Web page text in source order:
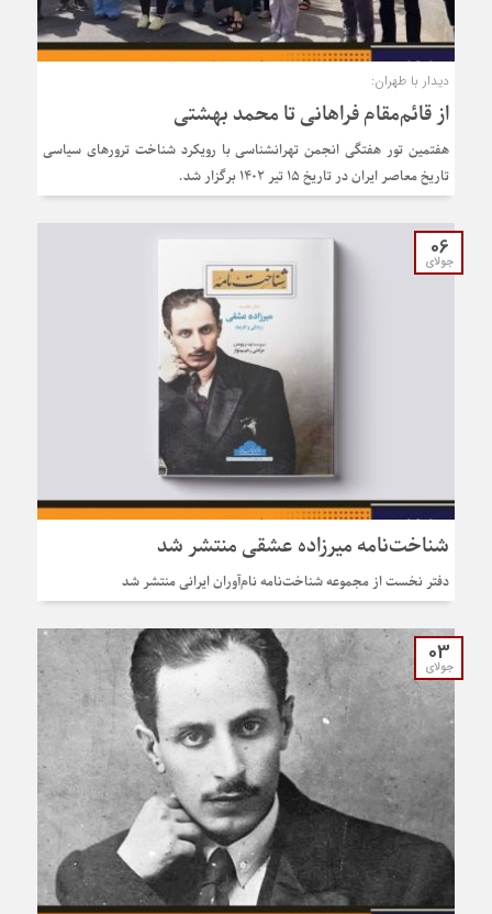
دیدار با طهران:
از قائم‌مقام فراهانی تا محمد بهشتی
هفتمین تور هفتگی انجمن تهرانشناسی با رویکرد شناخت ترورهای سیاسی
تاریخ معاصر ایران در تاریخ ۱۵ تیر ۱۴۰۲ برگزار شد.
06
جولای
شناخت‌نامه میرزاده عشقی منتشر شد
دفتر نخست از مجموعه شناخت‌نامه نام‌آوران ایرانی منتشر شد
03
جولای